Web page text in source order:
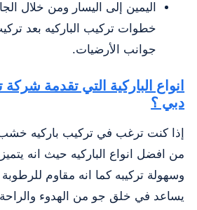
اليمين إلى اليسار ومن خلال
خطوات تركيب الباركيه بعد
جوانب الأرضيات.
انواع الباركية التي تقدمة
دبي ؟
إذا كنت ترغب في تركيب باركيه خشب
من افضل انواع الباركيه حيث انه
وسهولة تركيبه كما انه مقاوم للرطوبة
يساعد في خلق جو من الهدوء